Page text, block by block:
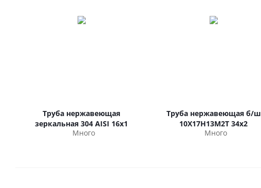
Труба нержавеющая
зеркальная 304 AISI 16х1
Много
Труба нержавеющая б/ш
10Х17Н13М2Т 34х2
Много